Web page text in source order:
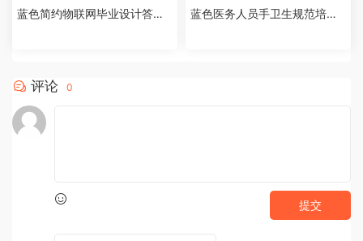
蓝色简约物联网毕业设计答辩P
蓝色医务人员手卫生规范培训
评论 0
提交